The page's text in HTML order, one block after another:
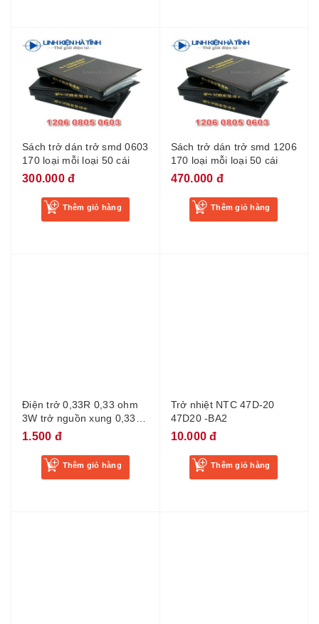
Sách trở dán trở smd 0603
170 loại mỗi loại 50 cái
300.000 đ
Thêm giỏ hàng
Sách trở dán trở smd 1206
170 loại mỗi loại 50 cái
470.000 đ
Thêm giỏ hàng
Điện trở 0,33R 0,33 ohm
3W trở nguồn xung 0,33
Ohm 3W
1.500 đ
Thêm giỏ hàng
Trở nhiệt NTC 47D-20
47D20 -BA2
10.000 đ
Thêm giỏ hàng